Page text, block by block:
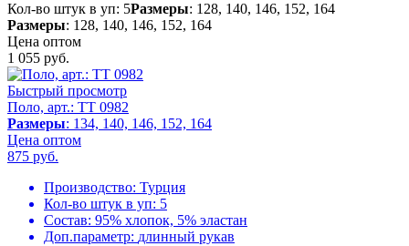
Кол-во штук в уп: 5Размеры: 128, 140, 146, 152, 164
Размеры: 128, 140, 146, 152, 164
Цена оптом
1 055 руб.
Быстрый просмотр
Поло, арт.: TT 0982
Размеры: 134, 140, 146, 152, 164
Цена оптом
875 руб.
Производство: Турция
Кол-во штук в уп: 5
Состав: 95% хлопок, 5% эластан
Доп.параметр: длинный рукав